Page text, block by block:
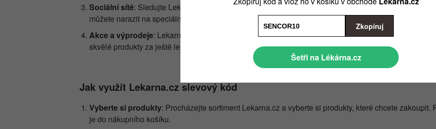
skončil 05.08.2026 Slevový kód Lékárna.cz na HIMALYO Doplňky stravy, džusy a goji plody se slevou
skončil 05.08.2026 Slevový kód Lékárna.cz na DAY UP se slevou 10 %
Sociální sítě: Sledujte Lekarna.cz na sociálních sítích jako je Facebook, Instagram nebo Twitter.
můžete narazit na speciální akce či slevové kódy.
Akce a výprodeje: Lekarna.cz často pořádá sezónní výprodeje nebo speciální akce, kdy můžete
skvělé produkty za ještě lepší ceny. I když zde nejde přímo o slevové kódy, stále můžete výrazně
Jak využít Lekarna.cz slevový kód
Vyberte si produkty: Procházejte sortiment Lekarna.cz a vyberte si produkty, které chcete zakoupit.
je do nákupního košíku.
Zkopíruj
Šetři na Lékárna.cz